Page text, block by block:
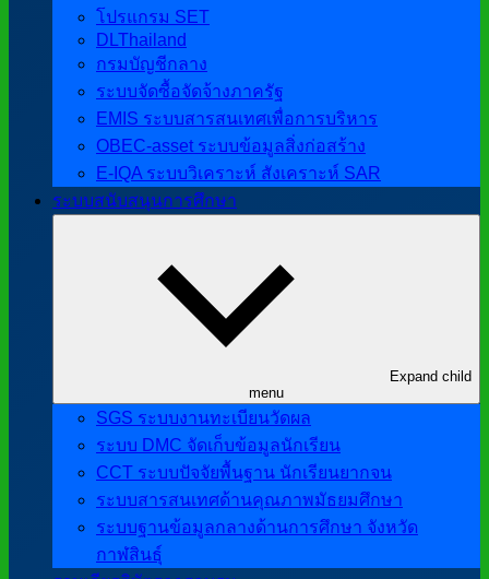
โปรแกรม SET
DLThailand
กรมบัญชีกลาง
ระบบจัดซื้อจัดจ้างภาครัฐ
EMIS ระบบสารสนเทศเพื่อการบริหาร
OBEC-asset ระบบข้อมูลสิ่งก่อสร้าง
E-IQA ระบบวิเคราะห์ สังเคราะห์ SAR
ระบบสนับสนุนการศึกษา
Expand child
menu
SGS ระบบงานทะเบียนวัดผล
ระบบ DMC จัดเก็บข้อมูลนักเรียน
CCT ระบบปัจจัยพื้นฐาน นักเรียนยากจน
ระบบสารสนเทศด้านคุณภาพมัธยมศึกษา
ระบบฐานข้อมูลกลางด้านการศึกษา จังหวัด
กาฬสินธุ์